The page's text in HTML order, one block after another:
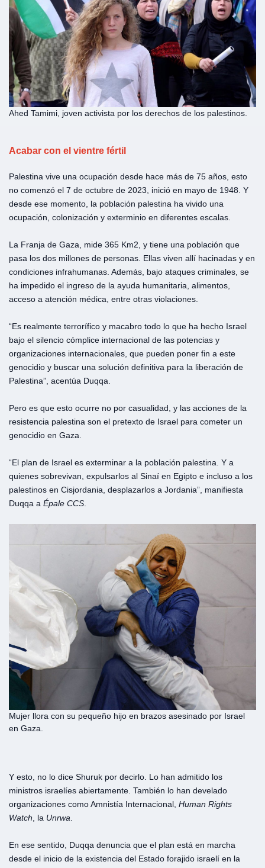
Ahed Tamimi, joven activista por los derechos de los palestinos.
Acabar con el vientre fértil
Palestina vive una ocupación desde hace más de 75 años, esto
no comenzó el 7 de octubre de 2023, inició en mayo de 1948. Y
desde ese momento, la población palestina ha vivido una
ocupación, colonización y exterminio en diferentes escalas.
La Franja de Gaza, mide 365 Km2, y tiene una población que
pasa los dos millones de personas. Ellas viven allí hacinadas y en
condiciones infrahumanas. Además, bajo ataques criminales, se
ha impedido el ingreso de la ayuda humanitaria, alimentos,
acceso a atención médica, entre otras violaciones.
“Es realmente terrorífico y macabro todo lo que ha hecho Israel
bajo el silencio cómplice internacional de las potencias y
organizaciones internacionales, que pueden poner fin a este
genocidio y buscar una solución definitiva para la liberación de
Palestina”, acentúa Duqqa.
Pero es que esto ocurre no por casualidad, y las acciones de la
resistencia palestina son el pretexto de Israel para cometer un
genocidio en Gaza.
“El plan de Israel es exterminar a la población palestina. Y a
quienes sobrevivan, expulsarlos al Sinaí en Egipto e incluso a los
palestinos en Cisjordania, desplazarlos a Jordania”, manifiesta
Duqqa a Épale CCS
Mujer llora con su pequeño hijo en brazos asesinado por Israel
en Gaza.
Y esto, no lo dice Shuruk por decirlo. Lo han admitido los
ministros israelíes abiertamente. También lo han develado
organizaciones como Amnistía Internacional, Human Rights
Watch , la Unrwa
En ese sentido, Duqqa denuncia que el plan está en marcha
desde el inicio de la existencia del Estado forajido israelí en la